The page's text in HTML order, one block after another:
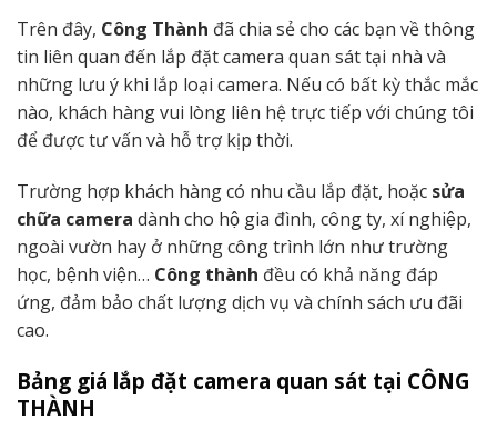
Trên đây, Công Thành đã chia sẻ cho các bạn về thông
tin liên quan đến lắp đặt camera quan sát tại nhà và
những lưu ý khi lắp loại camera. Nếu có bất kỳ thắc mắc
nào, khách hàng vui lòng liên hệ trực tiếp với chúng tôi
để được tư vấn và hỗ trợ kịp thời.
Trường hợp khách hàng có nhu cầu lắp đặt, hoặc sửa
chữa camera dành cho hộ gia đình, công ty, xí nghiệp,
ngoài vườn hay ở những công trình lớn như trường
học, bệnh viện… Công thành đều có khả năng đáp
ứng, đảm bảo chất lượng dịch vụ và chính sách ưu đãi
cao.
Bảng giá lắp đặt camera quan sát tại CÔNG
THÀNH